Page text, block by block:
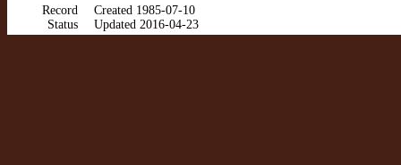
Record
Status
Created 1985-07-10
Updated 2016-04-23